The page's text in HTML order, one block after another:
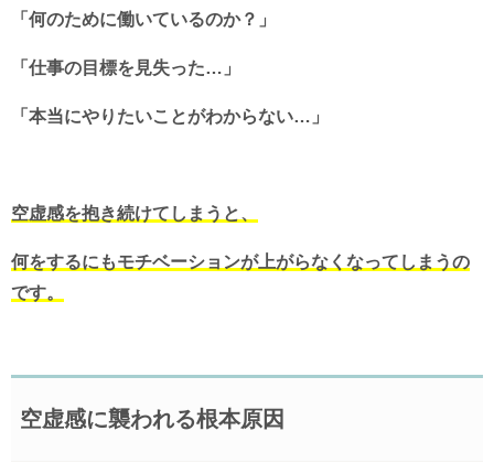
「何のために働いているのか？」
「仕事の目標を見失った…」
「本当にやりたいことがわからない…」
空虚感を抱き続けてしまうと、
何をするにもモチベーションが上がらなくなってしまうの
です。
空虚感に襲われる根本原因